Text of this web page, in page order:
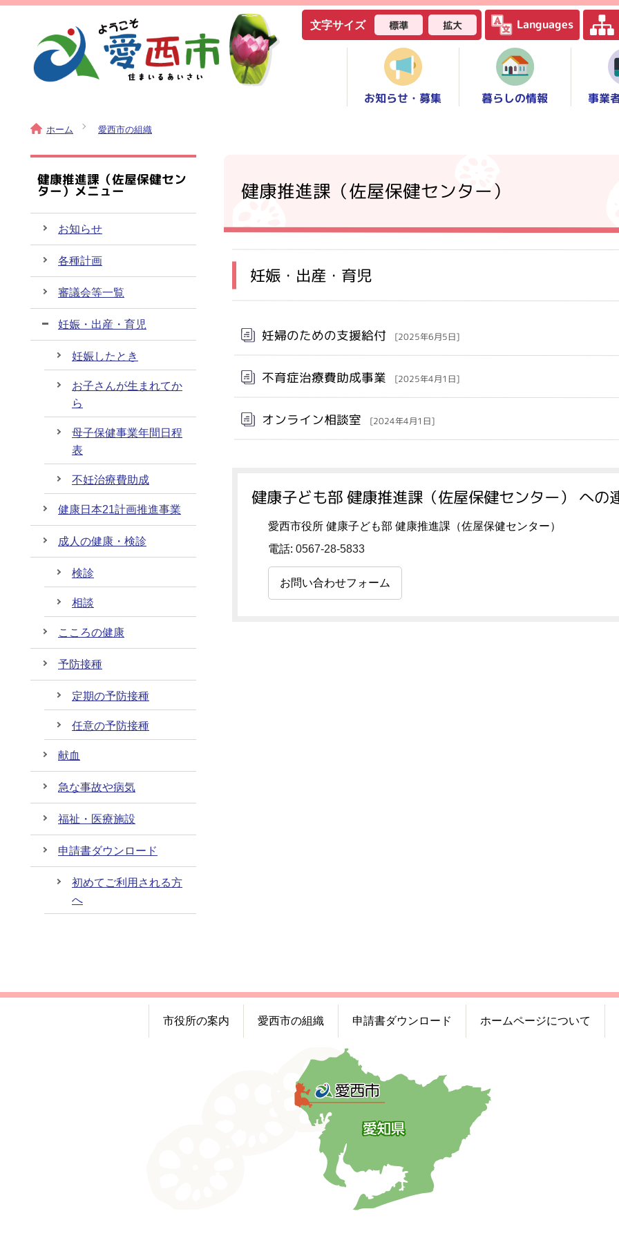
文字サイズ 標準 拡大 Languages
お知らせ・募集 暮らしの情報 事業
ホーム 愛西市の組織
健康推進課（佐屋保健センター）
妊娠・出産・育児
妊婦のための支援給付 [2025年6月5日]
不育症治療費助成事業 [2025年4月1日]
オンライン相談室 [2024年4月1日]
健康子ども部 健康推進課（佐屋保健センター） への
愛西市役所 健康子ども部 健康推進課（佐屋保健センター）
電話: 0567-28-5833
お問い合わせフォーム
健康推進課（佐屋保健セン
ター）メニュー
お知らせ
各種計画
審議会等一覧
妊娠・出産・育児
妊娠したとき
お子さんが生まれてか
ら
母子保健事業年間日程
表
不妊治療費助成
健康日本21計画推進事業
成人の健康・検診
検診
相談
こころの健康
予防接種
定期の予防接種
任意の予防接種
献血
急な事故や病気
福祉・医療施設
申請書ダウンロード
初めてご利用される方
へ
市役所の案内 愛西市の組織 申請書ダウンロード ホームページについて